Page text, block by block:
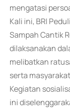
mengatasi
Kali ini, BRI
Sampah Cantik
dilaksanakan
melibatkan
serta
Kegiatan
ini